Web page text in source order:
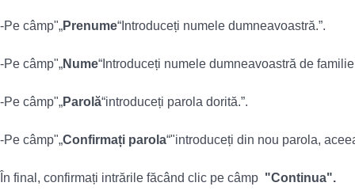
-Pe câmp"„Prenume“Introduceți numele dumneavoastră.”.
-Pe câmp"„Nume“Introduceți numele dumneavoastră de
-Pe câmp"„Parolă“introduceți parola dorită.”.
-Pe câmp"„Confirmați parola“"introduceți din nou parola,
În final, confirmați intrările făcând clic pe câmp "Continua".